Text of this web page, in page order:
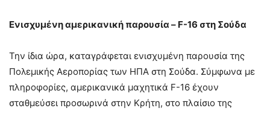
Ενισχυμένη αμερικανική παρουσία – F-16 στη Σούδα
Την ίδια ώρα, καταγράφεται ενισχυμένη παρουσία της
Πολεμικής Αεροπορίας των ΗΠΑ στη Σούδα. Σύμφωνα με
πληροφορίες, αμερικανικά μαχητικά F-16 έχουν
σταθμεύσει προσωρινά στην Κρήτη, στο πλαίσιο της